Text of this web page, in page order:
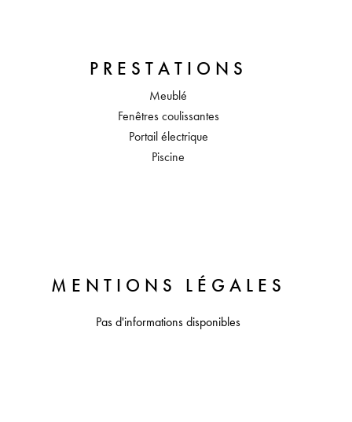
PRESTATIONS
Meublé
Fenêtres coulissantes
Portail électrique
Piscine
MENTIONS LÉGALES
Pas d'informations disponibles